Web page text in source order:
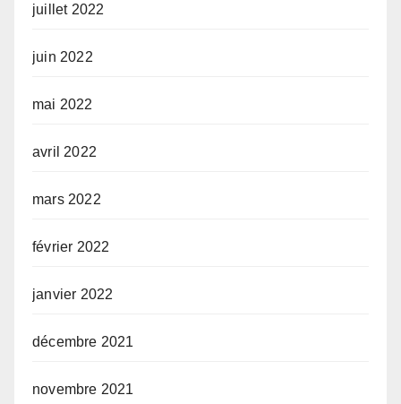
juillet 2022
juin 2022
mai 2022
avril 2022
mars 2022
février 2022
janvier 2022
décembre 2021
novembre 2021